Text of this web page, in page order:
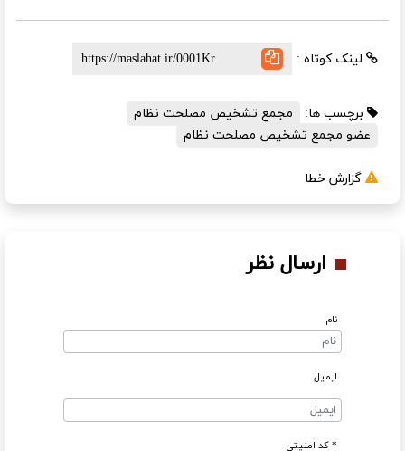
لینک کوتاه :
برچسب ها:
مجمع تشخیص مصلحت نظام
عضو مجمع تشخیص مصلحت نظام
گزارش خطا
ارسال نظر
نام
ایمیل
* کد امنیتی